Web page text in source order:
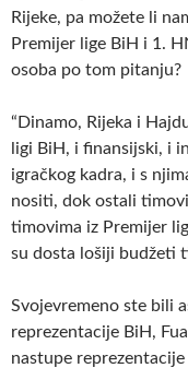
Rijeke, pa možete li
Premijer lige BiH i 1.
osoba po tom pitanju?
“Dinamo, Rijeka i
ligi BiH, i finansijski, i
igračkog kadra, i s
nositi, dok ostali
timovima iz Premijer
su dosta lošiji budžeti
Svojevremeno ste bili
reprezentacije BiH,
nastupe